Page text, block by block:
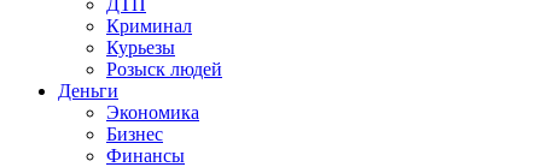
ДТП
Криминал
Курьезы
Розыск людей
Деньги
Экономика
Бизнес
Финансы